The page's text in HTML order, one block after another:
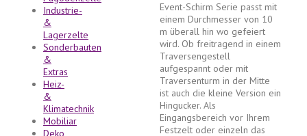
Industrie-
&
Lagerzelte
Sonderbauten
&
Extras
Heiz-
&
Klimatechnik
Mobiliar
Deko
Event-Schirm Serie passt mit
einem Durchmesser von 10
m überall hin wo gefeiert
wird. Ob freitragend in einem
Traversengestell
aufgespannt oder mit
Traversenturm in der Mitte
ist auch die kleine Version ein
Hingucker. Als
Eingangsbereich vor Ihrem
Festzelt oder einzeln das